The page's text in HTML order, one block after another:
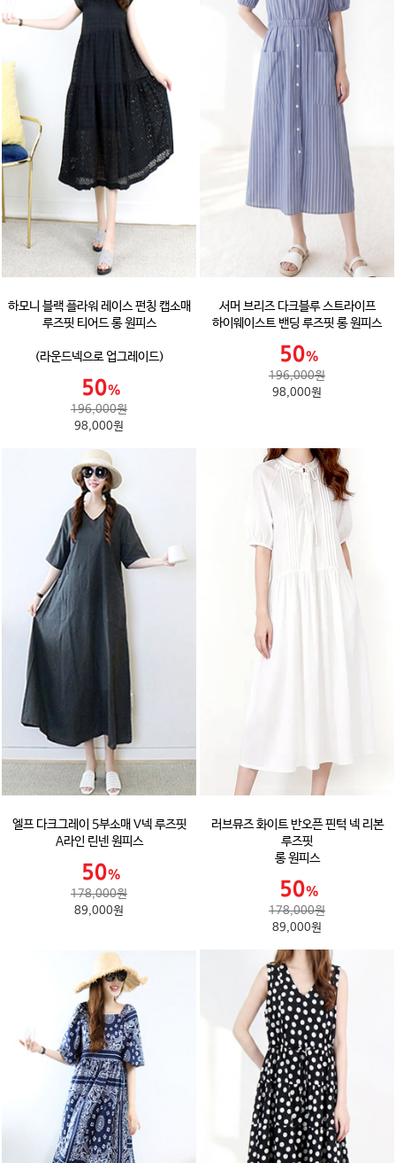
하모니 블랙 플라워 레이스 펀칭 캡소매
루즈핏 티어드 롱 원피스
(라운드넥으로 업그레이드)
196,000원
98,000원
서머 브리즈 다크블루 스트라이프
하이웨이스트 밴딩 루즈핏 롱 원피스
196,000원
98,000원
엘프 다크그레이 5부소매 V넥 루즈핏
A라인 린넨 원피스
178,000원
89,000원
러브뮤즈 화이트 반오픈 핀턱 넥 리본
루즈핏
롱 원피스
178,000원
89,000원